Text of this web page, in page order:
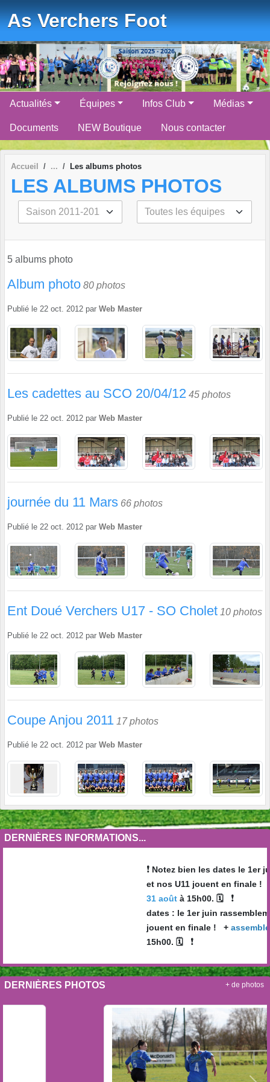
As Verchers Foot
Actualités Équipes Infos Club Médias
Documents NEW Boutique Nous contacter
Accueil Les albums photos
LES ALBUMS PHOTOS
5 albums photo
Album photo 80 photos
Publié le 22 oct. 2012 par Web Master
Les cadettes au SCO 20/04/12 45 photos
Publié le 22 oct. 2012 par Web Master
journée du 11 Mars 66 photos
Publié le 22 oct. 2012 par Web Master
Ent Doué Verchers U17 - SO Cholet 10 photos
Publié le 22 oct. 2012 par Web Master
Coupe Anjou 2011 17 photos
Publié le 22 oct. 2012 par Web Master
DERNIÈRES INFORMATIONS...
Notez bien les dates le 1er
et nos U11 jouent en finale !
31 août à 15h00. 🗓❗️
dates : le 1er juin
jouent en finale ! +
15h00. 🗓❗️
DERNIÈRES PHOTOS + de photos